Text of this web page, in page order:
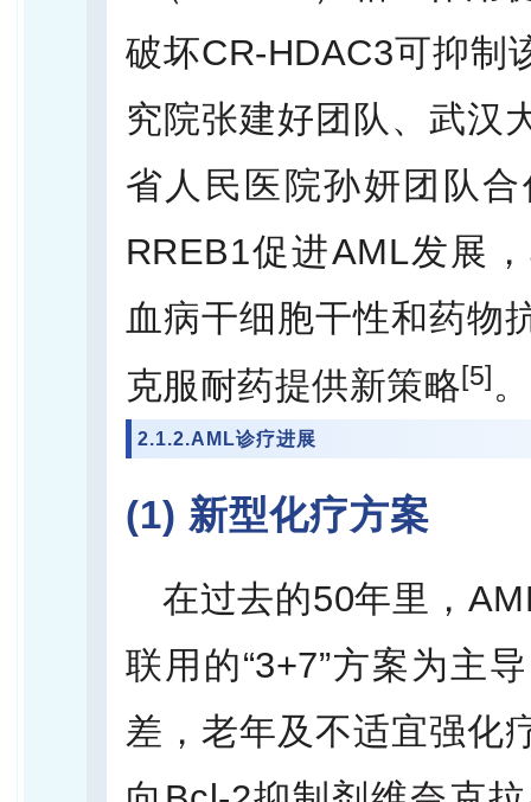
破坏CR-HDAC3可抑制
究院张建好团队、武汉
省人民医院孙妍团队
RREB1促进AML发展
血病干细胞干性和药物
克服耐药提供新策略[5]。
2.1.2.AML诊疗进展
(1) 新型化疗方案
在过去的50年里，
联用的“3+7”方案为主
差，老年及不适宜强化